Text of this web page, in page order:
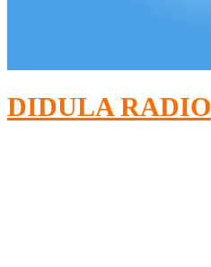
DIDULA RADIO